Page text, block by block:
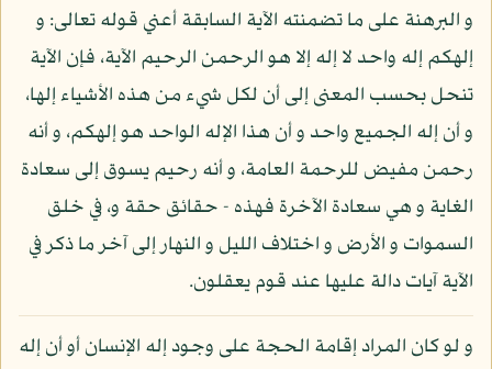
و البرهنة على ما تضمنته الآية السابقة أعني قوله تعالى: و
إلهكم إله واحد لا إله إلا هو الرحمن الرحيم الآية، فإن الآية
تنحل بحسب المعنى إلى أن لكل شيء من هذه الأشياء إلها،
و أن إله الجميع واحد و أن هذا الإله الواحد هو إلهكم، و أنه
رحمن مفيض للرحمة العامة، و أنه رحيم يسوق إلى سعادة
الغاية و هي سعادة الآخرة فهذه - حقائق حقة و، في خلق
السموات و الأرض و اختلاف الليل و النهار إلى آخر ما ذكر في
الآية آيات دالة عليها عند قوم يعقلون.
و لو كان المراد إقامة الحجة على وجود إله الإنسان أو أن إله